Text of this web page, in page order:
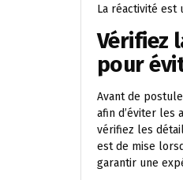
La réactivité est
Vérifiez
pour
Avant de
afin d’éviter les
vérifiez les
est de mise
garantir une